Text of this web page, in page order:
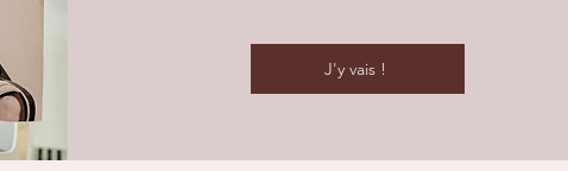
J'y vais !